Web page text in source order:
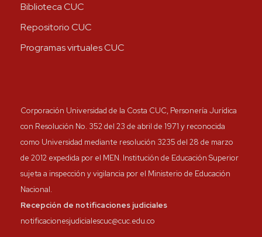
Biblioteca CUC
Repositorio CUC
Programas virtuales CUC
Corporación Universidad de la Costa CUC, Personería Jurídica
con Resolución No. 352 del 23 de abril de 1971 y reconocida
como Universidad mediante resolución 3235 del 28 de marzo
de 2012 expedida por el MEN. Institución de Educación Superior
sujeta a inspección y vigilancia por el Ministerio de Educación
Nacional.
Recepción de notificaciones judiciales
notificacionesjudicialescuc@cuc.edu.co